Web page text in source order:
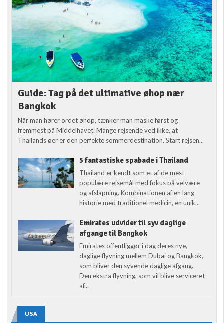
Guide: Tag på det ultimative øhop nær
Bangkok
Når man hører ordet øhop, tænker man måske først og
fremmest på Middelhavet. Mange rejsende ved ikke, at
Thailands øer er den perfekte sommerdestination. Start rejsen...
5 fantastiske spabade i Thailand
Thailand er kendt som et af de mest
populære rejsemål med fokus på velvære
og afslapning. Kombinationen af en lang
historie med traditionel medicin, en unik...
Emirates udvider til syv daglige
afgange til Bangkok
Emirates offentliggør i dag deres nye,
daglige flyvning mellem Dubai og Bangkok,
som bliver den syvende daglige afgang.
Den ekstra flyvning, som vil blive serviceret
af...
USA